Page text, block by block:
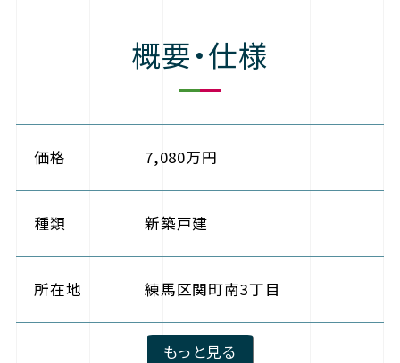
概要・仕様
価格 7,080万円
種類 新築戸建
所在地 練馬区関町南3丁目
もっと見る